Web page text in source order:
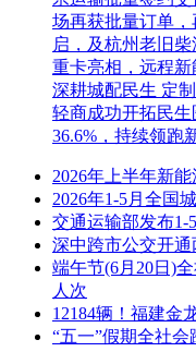
场再获批量订单
启，及杭州老旧
重卡亮相，远程
深耕城配民生 定
轻商成功开拓民
36.6%，持续领跑
2026年上半年新
2026年1-5月全国
交通运输部发布1-
深中跨市公交开
端午节(6月20日)
人次
12184辆！福建金
“五一”假期全社